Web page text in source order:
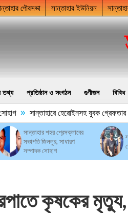
পৌরসভা সান্তাহার ইউনিয়ন
তথ্য প্রতিষ্ঠান ও সংগঠন গুণীজন বিবিধ
» সান্তাহারে হেরোইনসহ যুবক গ্রেফতার »
সান্তাহার শহর প্রেসক্লাবের
সভাপতি জিললুর, সাধারণ
সম্পাদক সোহাগ
কৃষকের